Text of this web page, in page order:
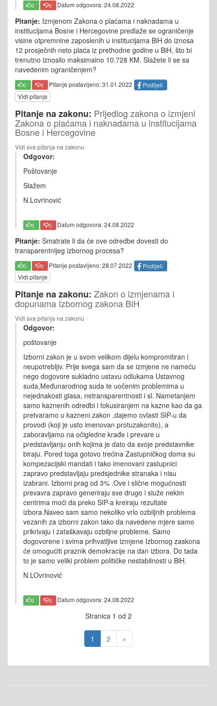
0 0 Datum odgovora: 24.08.2022
Pitanje: Izmjenom Zakona o plaćama i naknadama u
institucijama Bosne i Hercegovine predlaže se ograničenje
visine otpremnine zaposlenih u institucijama BiH do iznosa
12 prosječnih neto plaća iz prethodne godine u BiH, što bi
trenutno iznosilo maksimalno 10.728 KM. Slažete li se sa
navedenim ograničenjem?
0 0 Pitanje postavljeno: 31.01.2022
Podijeli
Vidi pitanje
Pitanje na zakonu: Prijedlog zakona o izmjeni
Zakona o plaćama i naknadama u institucijama
Bosne i Hercegovine
Vidi sva pitanja na zakonu
Odgovor:
Poštovanje
Slažem
N.Lovrinović
0 0 Datum odgovora: 24.08.2022
Pitanje: Smatrate li da će ove odredbe dovesti do
transparentnijeg izbornog procesa?
0 0 Pitanje postavljeno: 28.07.2022
Podijeli
Vidi pitanje
Pitanje na zakonu: Zakon o izmjenama i
dopunama Izbornog zakona BiH
Vidi sva pitanja na zakonu
Odgovor:
poštovanje
Izborni zakon je u svom velikom dijelu kompromitiran i
neupotrebljiv. Prije svega sam da se izmjene ne nameću
nego dogovore sukladno ustavu odlukama Ustavnog
suda,Međunarodnog suda te uočenim problemima u
nejednakosti glasa, netransparentnosti i sl. Nametanjem
samo kaznenih odredbi i fokusiranjem na kazne kao da ga
pretvaramo u kazneni zakon ,dajemo ovlasti SIP-u da
provodi (koji je usto imenovan protuzakonito), a
zaboravljamo na očigledne krađe i prevare u
predstavljanju onih kojima je dato da svoje predstavnike
biraju. Pored toga gotovo trećina Zastupničkog doma su
kompezacijski mandati i tako imenovani zastupnici
zapravo predstavljaju predsjednike stranaka i nisu
izabrani. Izborni prag od 3% .Ove i slične mogućnosti
prevavra zapravo generiraju sve drugo i služe nekim
centrima moći da preko SIP-a kreiraju rezultate
izbora.Naveo sam samo nekoliko vrlo ozbiljnih problema
vezanih za izborni zakon tako da navedene mjere samo
prikrivaju i zataškavaju ozbiljne probleme. Samo
dogovorene i svima prihvatljive izmjene Izbornog zaskona
će omogućiti praznik demokracije na dan izbora. Do tada
to je samo veliki problem političke nestabilnosti u BiH.
N.LOvrinović
0 0 Datum odgovora: 24.08.2022
Stranica 1 od 2
1 2 »